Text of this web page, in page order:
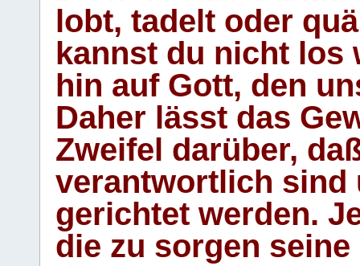
lobt, tadelt oder
kannst du nicht los
hin auf Gott, den
Daher lässt das
Zweifel darüber,
verantwortlich sind
gerichtet werden.
die zu sorgen